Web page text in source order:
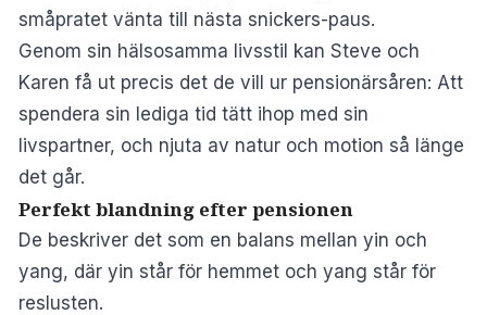
småpratet vänta till nästa snickers-paus.
Genom sin hälsosamma livsstil kan Steve och
Karen få ut precis det de vill ur pensionärsåren: Att
spendera sin lediga tid tätt ihop med sin
livspartner, och njuta av natur och motion så länge
det går.
Perfekt blandning efter pensionen
De beskriver det som en balans mellan yin och
yang, där yin står för hemmet och yang står för
reslusten.